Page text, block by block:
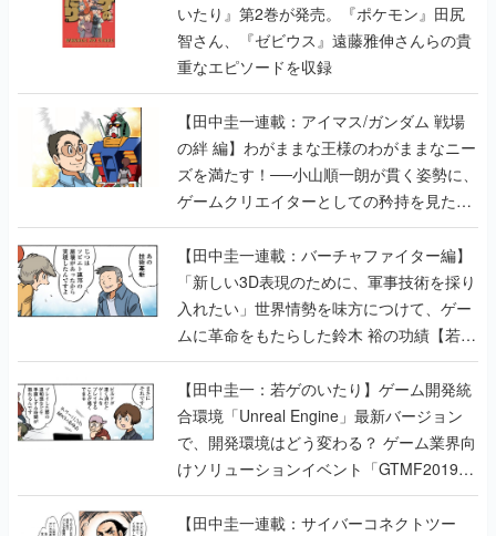
いたり』第2巻が発売。『ポケモン』田尻
智さん、『ゼビウス』遠藤雅伸さんらの貴
重なエピソードを収録
【田中圭一連載：アイマス/ガンダム 戦場
の絆 編】わがままな王様のわがままなニー
ズを満たす！──小山順一朗が貫く姿勢に、
ゲームクリエイターとしての矜持を見た
【若ゲのいたり最終回】
【田中圭一連載：バーチャファイター編】
「新しい3D表現のために、軍事技術を採り
入れたい」世界情勢を味方につけて、ゲー
ムに革命をもたらした鈴木 裕の功績【若ゲ
のいたり】
【田中圭一：若ゲのいたり】ゲーム開発統
合環境「Unreal Engine」最新バージョン
で、開発環境はどう変わる？ ゲーム業界向
けソリューションイベント「GTMF2019」
に行って、より理解を深めよう【PR】
【田中圭一連載：サイバーコネクトツー